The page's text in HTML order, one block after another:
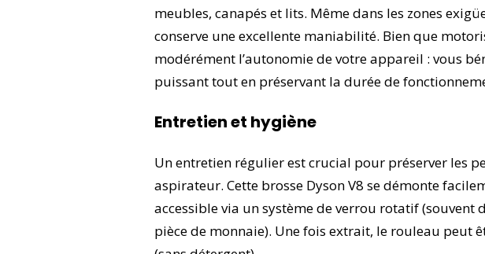
meubles, canapés et lits. Même dans les zones
conserve une excellente maniabilité. Bien que
modérément l’autonomie de votre appareil : vous
puissant tout en préservant la durée de
Entretien et hygiène
Un entretien régulier est crucial pour préserver les
aspirateur. Cette brosse Dyson V8 se démonte
accessible via un système de verrou rotatif (souvent
pièce de monnaie). Une fois extrait, le rouleau peut